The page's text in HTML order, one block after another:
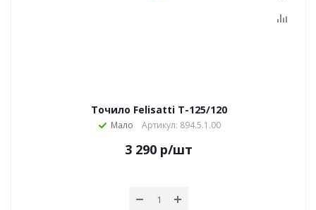
Точило Felisatti Т-125/120
Мало Артикул: 894.5.1.00
3 290 р/шт